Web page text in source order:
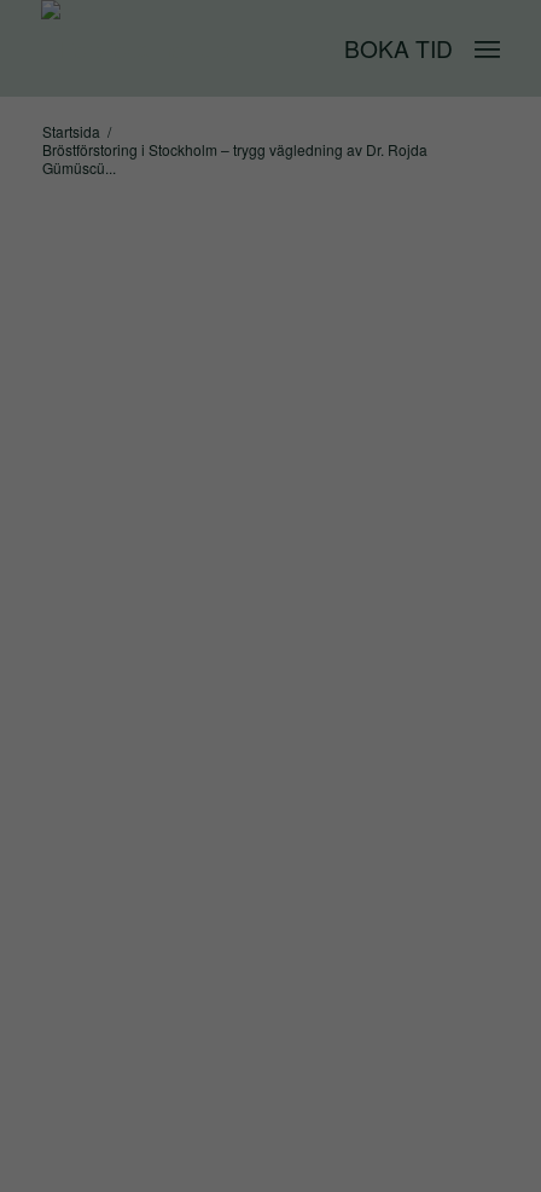
BOKA TID
Startsida /
Bröstförstoring i Stockholm – trygg vägledning av Dr. Rojda
Gümüscü...